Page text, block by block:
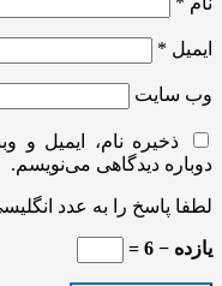
ایمیل *
وب‌ سایت
ذخیره نام، ایمیل و
دوباره دیدگاهی می‌نویسم.
لطفا پاسخ را به عدد
یازده − 6 =